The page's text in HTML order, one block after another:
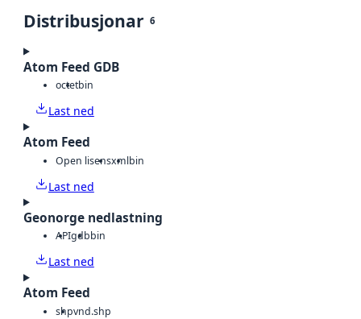
Distribusjonar 6
Atom Feed GDB
octetbin
Last ned
Atom Feed
Open lisensxmlbin
Last ned
Geonorge nedlastning
APIgdbbin
Last ned
Atom Feed
shpvnd.shp